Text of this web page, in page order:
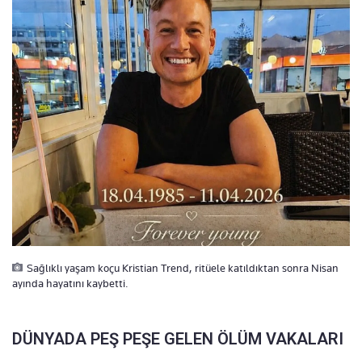
Sağlıklı yaşam koçu Kristian Trend, ritüele katıldıktan sonra Nisan
ayında hayatını kaybetti.
DÜNYADA PEŞ PEŞE GELEN ÖLÜM VAKALARI